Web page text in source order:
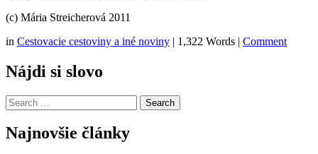
(c) Mária Streicherová 2011
in Cestovacie cestoviny a iné noviny | 1,322 Words | Comment
Nájdi si slovo
Search
Najnovšie články